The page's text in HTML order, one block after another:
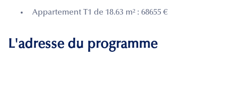
Appartement T1 de 18.63 m² : 68655 €
L'adresse du programme